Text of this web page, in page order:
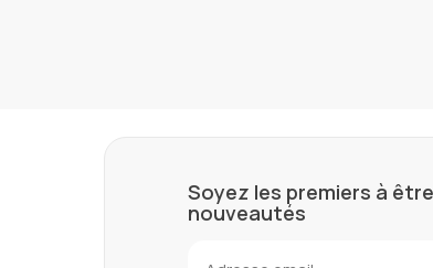
Soyez les premiers à
nouveautés